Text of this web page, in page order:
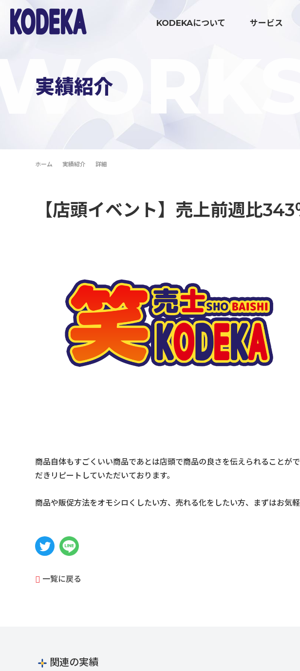
KODEKAについて サービス
コミュニケーション制作領域
イベント制作・運営 クリエ
WEB広告・SNS運用・EC運営 実演
実績紹介
ホーム 実績紹介 詳細
【店頭イベント】売上前週比
商品自体もすごくいい商品であとは店頭で商品の良さを伝えられることが
だきリピートしていただいております。
商品や販促方法をオモシロくしたい方、売れる化をしたい方、まずはお気
一覧に戻る
関連の実績